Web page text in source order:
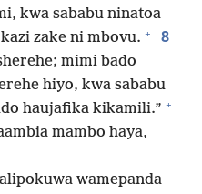
kwa sababu ninatoa
zake ni mbovu. + 8
mimi bado
hiyo, kwa sababu
haujafika kikamili.” +
mambo haya,
wamepanda